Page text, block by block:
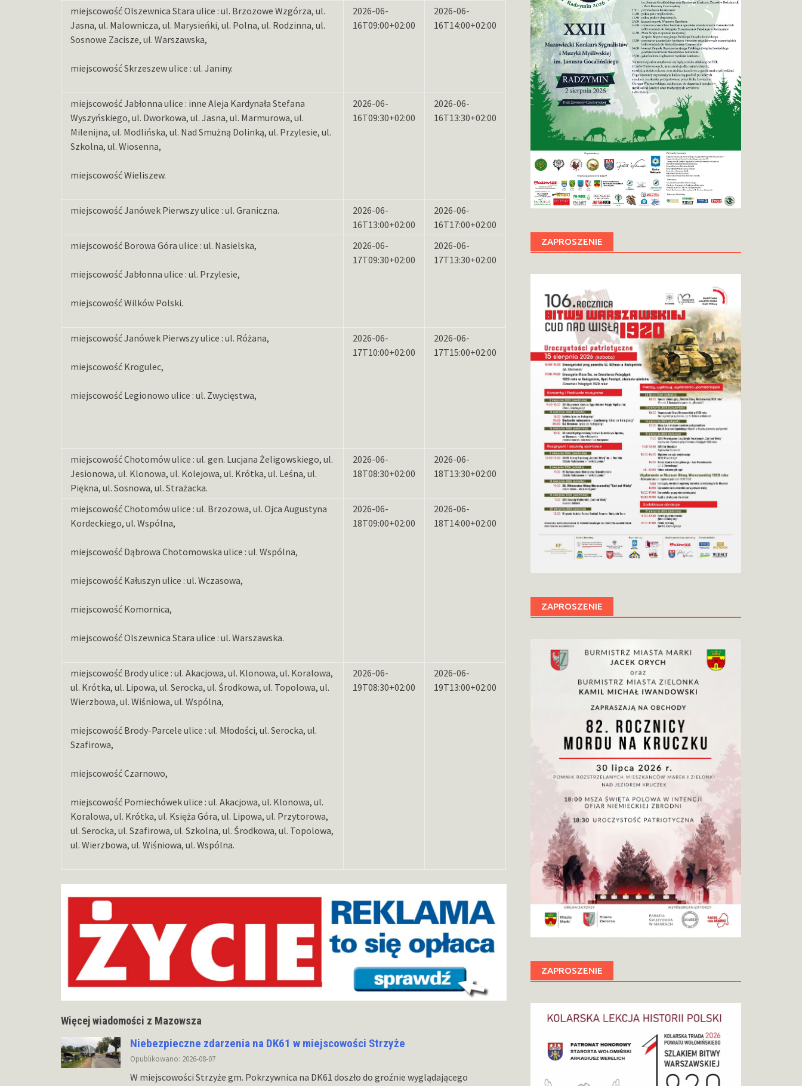
miejscowość Olszewnica Stara ulice : ul. Brzozowe Wzgórza, ul.
Jasna, ul. Malownicza, ul. Marysieńki, ul. Polna, ul. Rodzinna, ul.
Sosnowe Zacisze, ul. Warszawska,
miejscowość Skrzeszew ulice : ul. Janiny.
2026-06-
16T09:00+02:00
2026-06-
16T14:00+02:00
miejscowość Jabłonna ulice : inne Aleja Kardynała Stefana
Wyszyńskiego, ul. Dworkowa, ul. Jasna, ul. Marmurowa, ul.
Milenijna, ul. Modlińska, ul. Nad Smużną Dolinką, ul. Przylesie, ul.
Szkolna, ul. Wiosenna,
miejscowość Wieliszew.
2026-06-
16T09:30+02:00
2026-06-
16T13:30+02:00
miejscowość Janówek Pierwszy ulice : ul. Graniczna.
2026-06-
16T13:00+02:00
2026-06-
16T17:00+02:00
miejscowość Borowa Góra ulice : ul. Nasielska,
miejscowość Jabłonna ulice : ul. Przylesie,
miejscowość Wilków Polski.
2026-06-
17T09:30+02:00
2026-06-
17T13:30+02:00
miejscowość Janówek Pierwszy ulice : ul. Różana,
miejscowość Krogulec,
miejscowość Legionowo ulice : ul. Zwycięstwa,
2026-06-
17T10:00+02:00
2026-06-
17T15:00+02:00
miejscowość Chotomów ulice : ul. gen. Lucjana Żeligowskiego, ul.
Jesionowa, ul. Klonowa, ul. Kolejowa, ul. Krótka, ul. Leśna, ul.
Piękna, ul. Sosnowa, ul. Strażacka.
2026-06-
18T08:30+02:00
2026-06-
18T13:30+02:00
miejscowość Chotomów ulice : ul. Brzozowa, ul. Ojca Augustyna
Kordeckiego, ul. Wspólna,
miejscowość Dąbrowa Chotomowska ulice : ul. Wspólna,
miejscowość Kałuszyn ulice : ul. Wczasowa,
miejscowość Komornica,
miejscowość Olszewnica Stara ulice : ul. Warszawska.
2026-06-
18T09:00+02:00
2026-06-
18T14:00+02:00
miejscowość Brody ulice : ul. Akacjowa, ul. Klonowa, ul. Koralowa,
ul. Krótka, ul. Lipowa, ul. Serocka, ul. Środkowa, ul. Topolowa, ul.
Wierzbowa, ul. Wiśniowa, ul. Wspólna,
miejscowość Brody-Parcele ulice : ul. Młodości, ul. Serocka, ul.
Szafirowa,
miejscowość Czarnowo,
miejscowość Pomiechówek ulice : ul. Akacjowa, ul. Klonowa, ul.
Koralowa, ul. Krótka, ul. Księża Góra, ul. Lipowa, ul. Przytorowa,
ul. Serocka, ul. Szafirowa, ul. Szkolna, ul. Środkowa, ul. Topolowa,
ul. Wierzbowa, ul. Wiśniowa, ul. Wspólna.
2026-06-
19T08:30+02:00
2026-06-
19T13:00+02:00
Więcej wiadomości z Mazowsza
Niebezpieczne zdarzenia na DK61 w miejscowości Strzyże
Opublikowano: 2026-08-07
W miejscowości Strzyże gm. Pokrzywnica na DK61 doszło do groźnie wyglądającego
ZAPROSZENIE
ZAPROSZENIE
ZAPROSZENIE